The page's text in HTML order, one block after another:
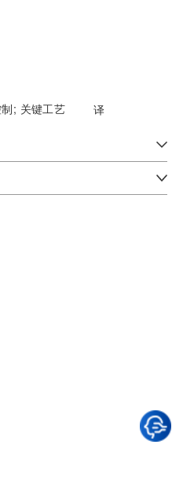
; 关键工艺 译